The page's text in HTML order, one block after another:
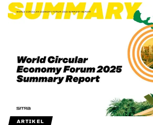
ARTIKEL